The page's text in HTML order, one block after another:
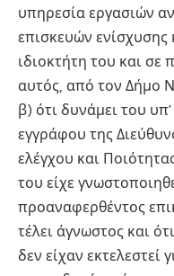
υπηρεσία εργασιών
επισκευών
ιδιοκτήτη του και σε
αυτός, από τον Δήμο
β) ότι δυνάμει του
εγγράφου της
ελέγχου και
του είχε
προαναφερθέντος
τέλει άγνωστος και
δεν είχαν εκτελεστεί